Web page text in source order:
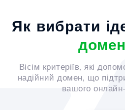
Як вибрати
Вісім критеріїв, які
надійний домен, що
вашого